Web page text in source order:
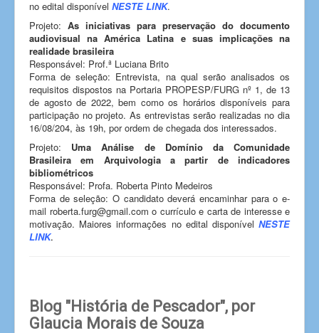
no edital disponível NESTE LINK.
Projeto: As iniciativas para preservação do documento
audiovisual na América Latina e suas implicações na
realidade brasileira
Responsável: Prof.ª Luciana Brito
Forma de seleção: Entrevista, na qual serão analisados os
requisitos dispostos na Portaria PROPESP/FURG nº 1, de 13
de agosto de 2022, bem como os horários disponíveis para
participação no projeto. As entrevistas serão realizadas no dia
16/08/204, às 19h, por ordem de chegada dos interessados.
Projeto: Uma Análise de Domínio da Comunidade
Brasileira em Arquivologia a partir de indicadores
bibliométricos
Responsável: Profa. Roberta Pinto Medeiros
Forma de seleção: O candidato deverá encaminhar para o e-
mail roberta.furg@gmail.com o currículo e carta de interesse e
motivação. Maiores informações no edital disponível NESTE
LINK.
Blog "História de Pescador", por
Glaucia Morais de Souza